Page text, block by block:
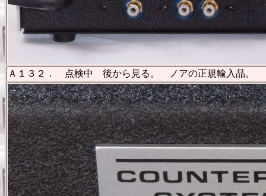
Ａ１３２． 点検中 後から見る。 ノアの正規輸入品。